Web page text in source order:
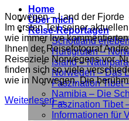
Home
Über mich
Reise-Reportagen
Schottland erleben
Hurtigruten –
Island –
Norwegen – Das
Faszination Tibet
Namibia – Die
Faszination Tibet
Informationen für
Norwegen – Land der
Im ersten Teil seiner
wie immer live
Ihnen der Reisefotograf
Reiseziele Norwegens vor.
finden sich so viele
wie in Norwegen. Die
Weiterlesen→